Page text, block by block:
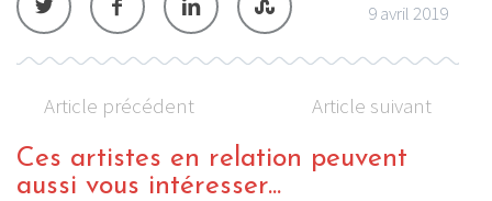
9 avril 2019
Article précédent Article suivant
Ces artistes en relation peuvent
aussi vous intéresser...